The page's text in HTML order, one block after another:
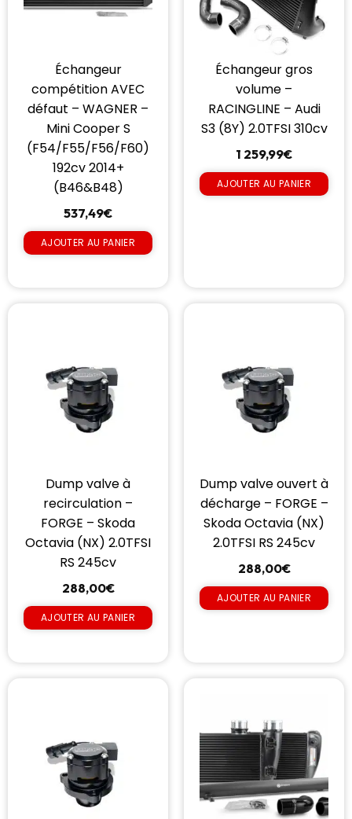
Échangeur
compétition AVEC
défaut – WAGNER –
Mini Cooper S
(F54/F55/F56/F60)
192cv 2014+
(B46&B48)
537,49€
AJOUTER AU PANIER
Échangeur gros
volume –
RACINGLINE – Audi
S3 (8Y) 2.0TFSI 310cv
1 259,99€
AJOUTER AU PANIER
Dump valve à
recirculation –
FORGE – Skoda
Octavia (NX) 2.0TFSI
RS 245cv
288,00€
AJOUTER AU PANIER
Dump valve ouvert à
décharge – FORGE –
Skoda Octavia (NX)
2.0TFSI RS 245cv
288,00€
AJOUTER AU PANIER